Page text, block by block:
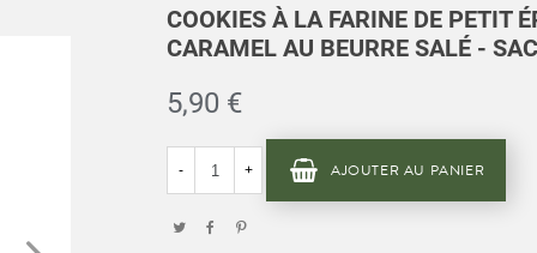
COOKIES À LA FARINE DE PETIT
CARAMEL AU BEURRE SALÉ -
5,90 €
- + AJOUTER AU PANIER